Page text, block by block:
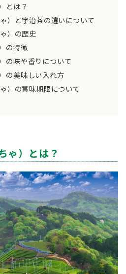
とは？
）と宇治茶の違いについて
）の歴史
の特徴
の味や香りについて
の美味しい入れ方
）の賞味期限について
ゃ）とは？